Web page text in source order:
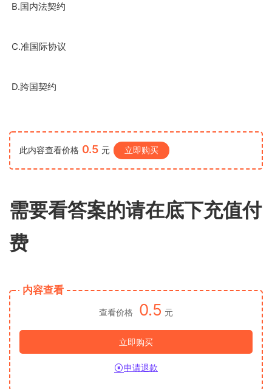
B. 国内法契约
C.准国际协议
D.跨国契约
此内容查看价格 0.5 元 立即购买
需要看答案的请在底下充值付
费
内容查看
查看价格 0.5 元
立即购买
申请退款